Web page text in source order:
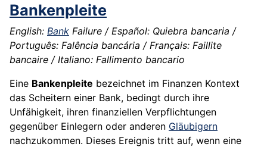
Bankenpleite
English: Bank Failure / Español: Quiebra bancaria /
Português: Falência bancária / Français: Faillite
bancaire / Italiano: Fallimento bancario
Eine Bankenpleite bezeichnet im Finanzen Kontext
das Scheitern einer Bank, bedingt durch ihre
Unfähigkeit, ihren finanziellen Verpflichtungen
gegenüber Einlegern oder anderen Gläubigern
nachzukommen. Dieses Ereignis tritt auf, wenn eine